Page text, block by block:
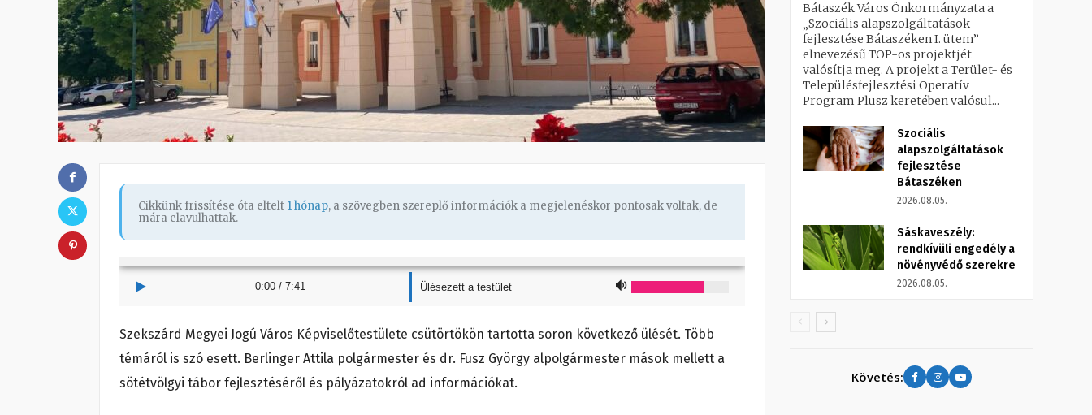
Cikkünk frissítése óta eltelt 1 hónap, a szövegben szereplő információk a megjelenéskor pontosak voltak, de
mára elavulhattak.
0:00 / 7:41 Ülésezett a testület
Szekszárd Megyei Jogú Város Képviselőtestülete csütörtökön tartotta soron következő ülését. Több
témáról is szó esett. Berlinger Attila polgármester és dr. Fusz György alpolgármester mások mellett a
sötétvölgyi tábor fejlesztéséről és pályázatokról ad információkat.
Bátaszék Város Önkormányzata a
„Szociális alapszolgáltatások
fejlesztése Bátaszéken I. ütem”
elnevezésű TOP-os projektjét
valósítja meg. A projekt a Terület- és
Településfejlesztési Operatív
Program Plusz keretében valósul...
Szociális
alapszolgáltatások
fejlesztése
Bátaszéken
2026.08.05.
Sáskaveszély:
rendkívüli engedély a
növényvédő szerekre
2026.08.05.
Követés: